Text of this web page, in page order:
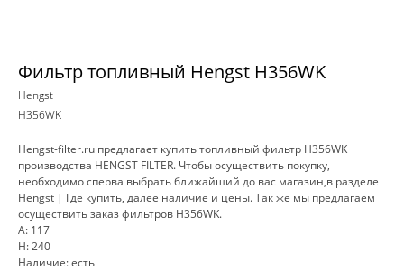
Фильтр топливный Hengst H356WK
Hengst
H356WK
Hengst-filter.ru предлагает купить топливный фильтр H356WK
производства HENGST FILTER. Чтобы осуществить покупку,
необходимо сперва выбрать ближайший до вас магазин,в разделе
Hengst | Где купить, далее наличие и цены. Так же мы предлагаем
осуществить заказ фильтров H356WK.
A: 117
H: 240
Наличие: есть